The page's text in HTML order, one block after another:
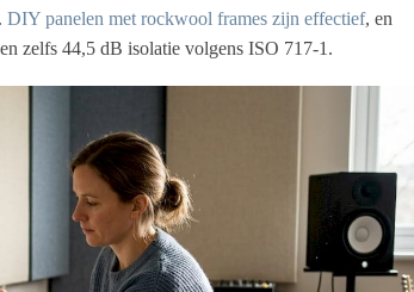
DIY panelen met rockwool frames zijn effectief, en
zelfs 44,5 dB isolatie volgens ISO 717-1.